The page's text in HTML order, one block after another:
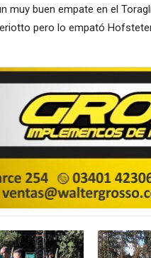
muy buen empate en el
pero lo empató